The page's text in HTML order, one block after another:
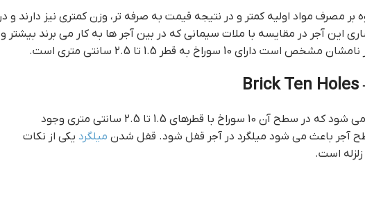
این آجر در مقایسه با ملات سیمانی که در بین آجر ها به کار می برند بیشتر و
سوراخ به قطر 1.5 تا 2.5 سانتی متری است.
آجر باعث می شود میلگرد در آجر قفل شود. قفل شدن میلگرد یکی از نکات
است.